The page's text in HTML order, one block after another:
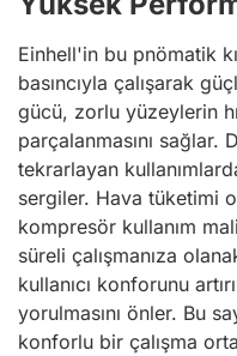
Einhell'in bu pnömatik
basıncıyla çalışarak
gücü, zorlu yüzeylerin
parçalanmasını sağlar.
tekrarlayan
sergiler. Hava tüketimi
kompresör kullanım
süreli çalışmanıza
kullanıcı konforunu
yorulmasını önler. Bu
konforlu bir çalışma